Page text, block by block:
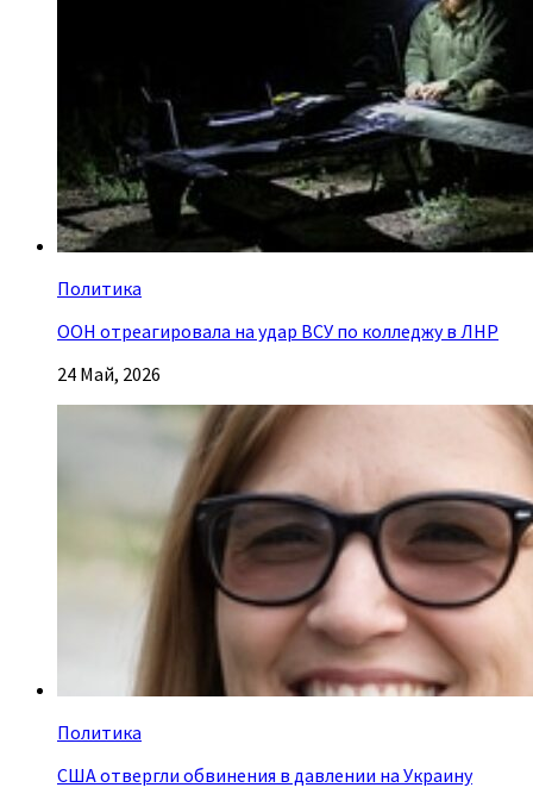
Политика
ООН отреагировала на удар ВСУ по колледжу в ЛНР
24 Май, 2026
Политика
США отвергли обвинения в давлении на Украину